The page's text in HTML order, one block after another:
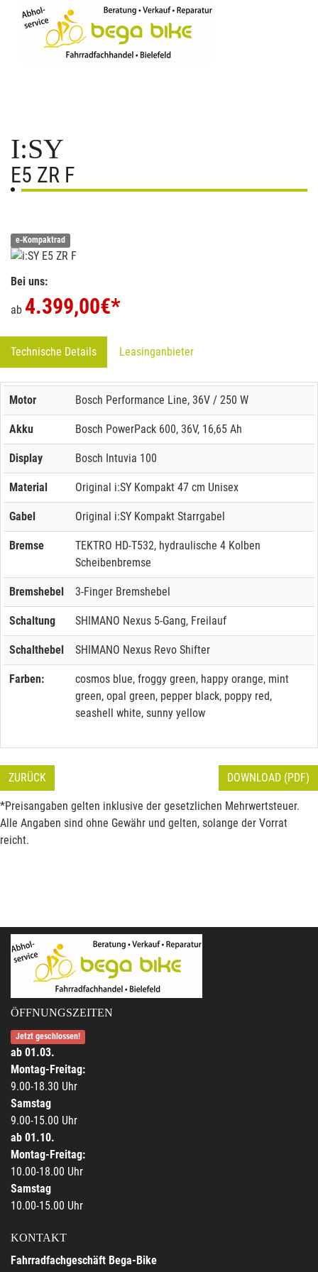
I:SY
E5 ZR F
e-Kompaktrad
Bei uns:
ab 4.399,00€*
Technische Details Leasinganbieter
Motor Bosch Performance Line, 36V / 250 W
Akku Bosch PowerPack 600, 36V, 16,65 Ah
Display Bosch Intuvia 100
Material Original i:SY Kompakt 47 cm Unisex
Gabel Original i:SY Kompakt Starrgabel
Bremse
TEKTRO HD-T532, hydraulische 4 Kolben
Scheibenbremse
Bremshebel 3-Finger Bremshebel
Schaltung SHIMANO Nexus 5-Gang, Freilauf
Schalthebel SHIMANO Nexus Revo Shifter
Farben:
cosmos blue, froggy green, happy orange, mint
green, opal green, pepper black, poppy red,
seashell white, sunny yellow
ZURÜCK DOWNLOAD (PDF)
*Preisangaben gelten inklusive der gesetzlichen Mehrwertsteuer.
Alle Angaben sind ohne Gewähr und gelten, solange der Vorrat
reicht.
ÖFFNUNGSZEITEN
Jetzt geschlossen!
ab 01.03.
Montag-Freitag:
9.00-18.30 Uhr
Samstag
9.00-15.00 Uhr
ab 01.10.
Montag-Freitag:
10.00-18.00 Uhr
Samstag
10.00-15.00 Uhr
KONTAKT
Fahrradfachgeschäft Bega-Bike